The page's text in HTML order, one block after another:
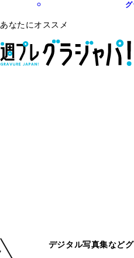
あなたにオススメ
デジタル写真集など